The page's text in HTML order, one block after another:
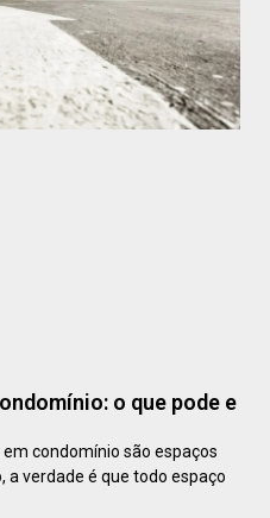
o que pode e
condomínio são espaços
a verdade é que todo espaço